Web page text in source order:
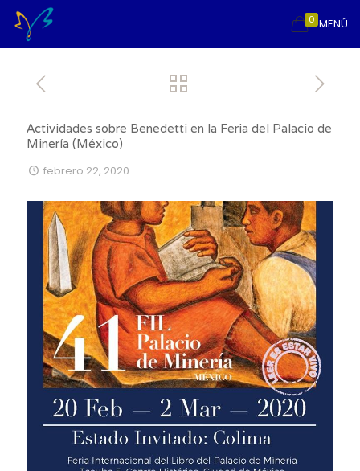
MENÚ
0
Actividades sobre Benedetti en la Feria del Palacio de
Minería (México)
febrero 22, 2020